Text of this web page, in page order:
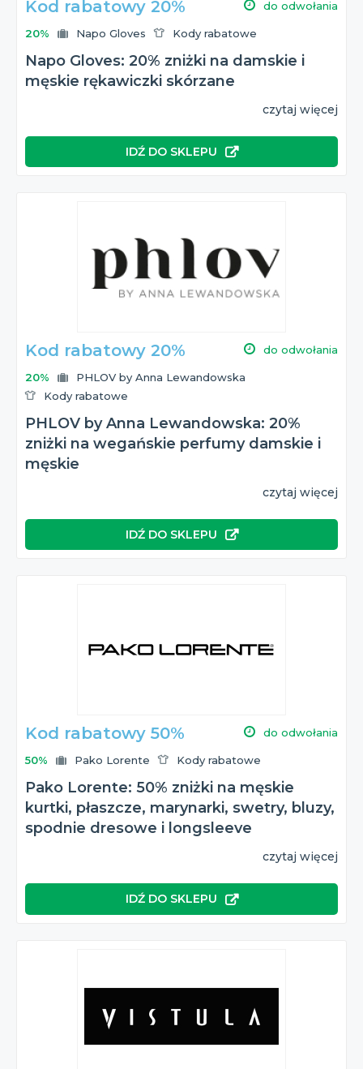
Kod rabatowy 20% do odwołania
20% Napo Gloves Kody rabatowe
Napo Gloves: 20% zniżki na damskie i
męskie rękawiczki skórzane
czytaj więcej
IDŹ DO SKLEPU
Kod rabatowy 20% do odwołania
20%
PHLOV by Anna Lewandowska
Kody rabatowe
PHLOV by Anna Lewandowska: 20%
zniżki na wegańskie perfumy damskie i
męskie
czytaj więcej
IDŹ DO SKLEPU
Kod rabatowy 50% do odwołania
50% Pako Lorente Kody rabatowe
Pako Lorente: 50% zniżki na męskie
kurtki, płaszcze, marynarki, swetry, bluzy,
spodnie dresowe i longsleeve
czytaj więcej
IDŹ DO SKLEPU